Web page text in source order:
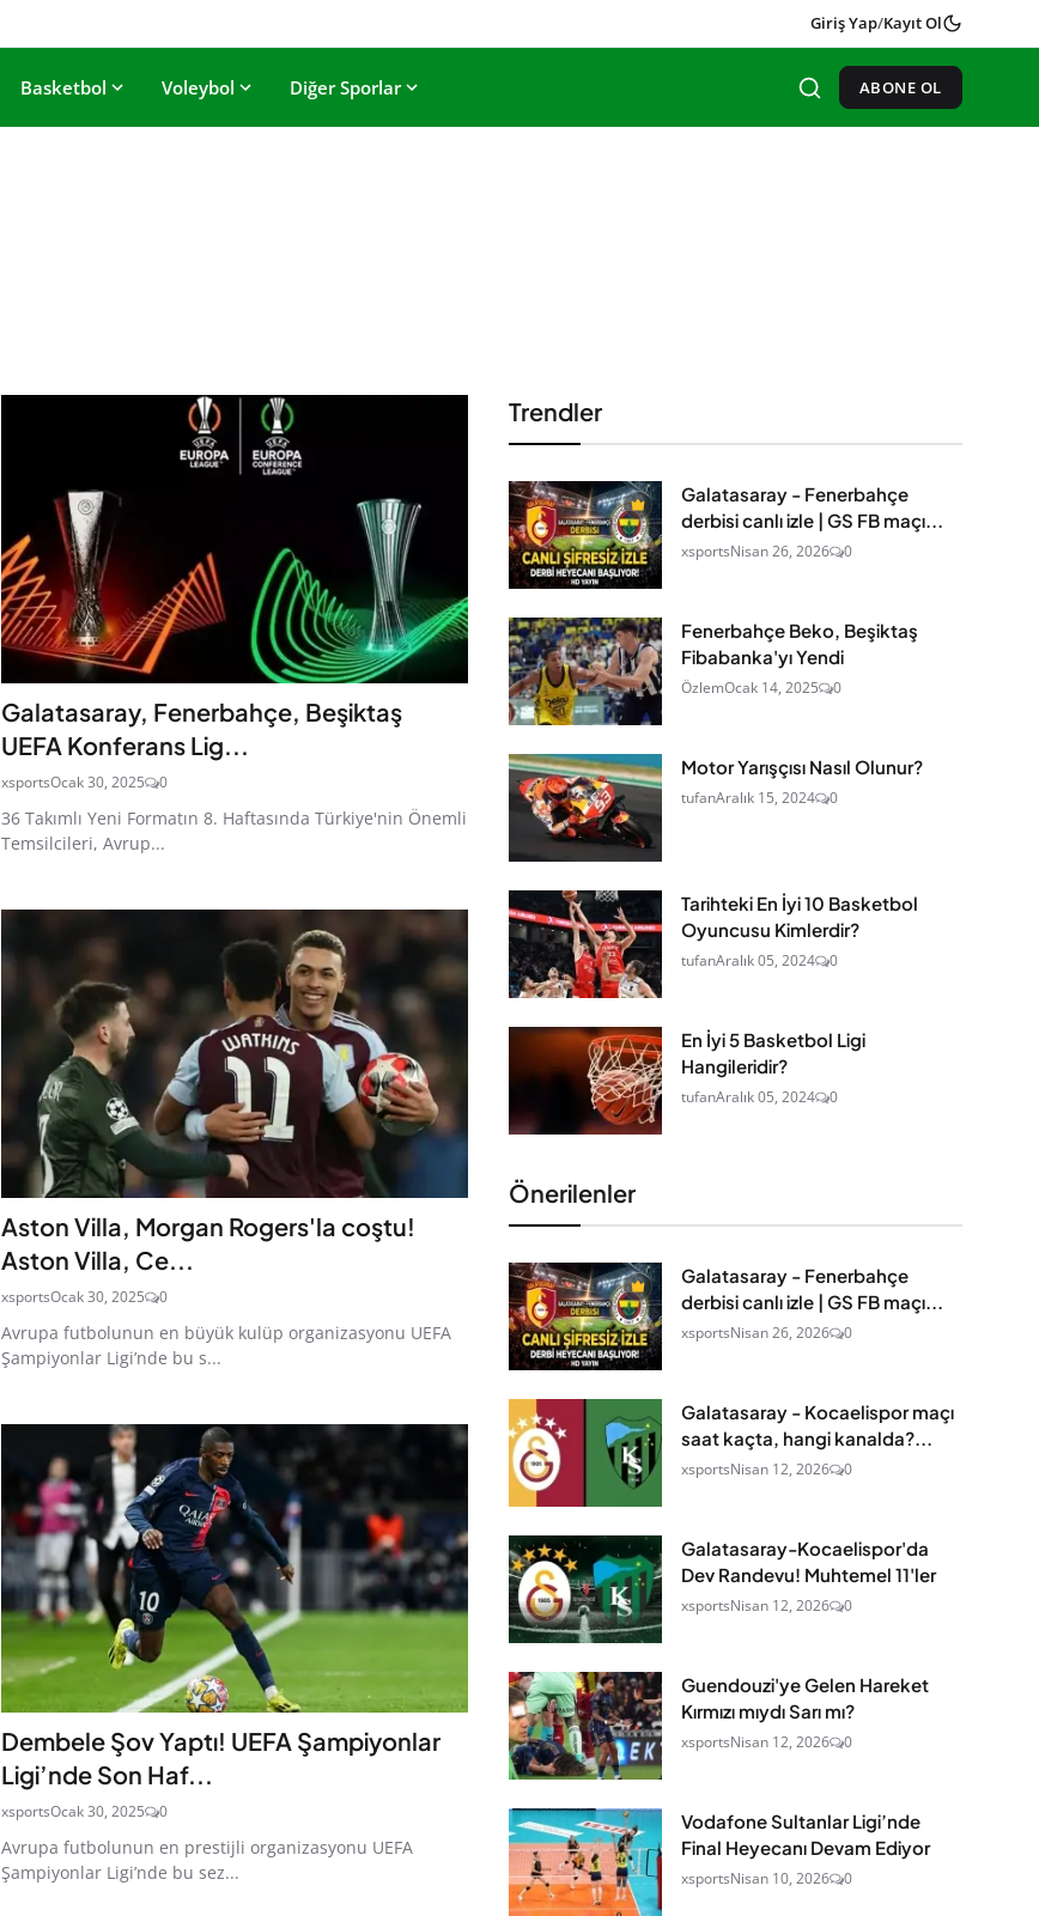
Giriş Yap/Kayıt Ol
Basketbol Voleybol Diğer Sporlar ABONE OL
Galatasaray, Fenerbahçe, Beşiktaş
UEFA Konferans Lig...
xsportsOcak 30, 2025 0
36 Takımlı Yeni Formatın 8. Haftasında Türkiye'nin Önemli
Temsilcileri, Avrup...
Aston Villa, Morgan Rogers'la coştu!
Aston Villa, Ce...
xsportsOcak 30, 2025 0
Avrupa futbolunun en büyük kulüp organizasyonu UEFA
Şampiyonlar Ligi’nde bu s...
Dembele Şov Yaptı! UEFA Şampiyonlar
Ligi’nde Son Haf...
xsportsOcak 30, 2025 0
Avrupa futbolunun en prestijli organizasyonu UEFA
Şampiyonlar Ligi’nde bu sez...
Trendler
Galatasaray - Fenerbahçe
derbisi canlı izle | GS FB maçı...
xsportsNisan 26, 2026 0
Fenerbahçe Beko, Beşiktaş
Fibabanka'yı Yendi
ÖzlemOcak 14, 2025 0
Motor Yarışçısı Nasıl Olunur?
tufanAralık 15, 2024 0
Tarihteki En İyi 10 Basketbol
Oyuncusu Kimlerdir?
tufanAralık 05, 2024 0
En İyi 5 Basketbol Ligi
Hangileridir?
tufanAralık 05, 2024 0
Önerilenler
Galatasaray - Fenerbahçe
derbisi canlı izle | GS FB maçı...
xsportsNisan 26, 2026 0
Galatasaray - Kocaelispor maçı
saat kaçta, hangi kanalda?...
xsportsNisan 12, 2026 0
Galatasaray-Kocaelispor'da
Dev Randevu! Muhtemel 11'ler
xsportsNisan 12, 2026 0
Guendouzi'ye Gelen Hareket
Kırmızı mıydı Sarı mı?
xsportsNisan 12, 2026 0
Vodafone Sultanlar Ligi’nde
Final Heyecanı Devam Ediyor
xsportsNisan 10, 2026 0